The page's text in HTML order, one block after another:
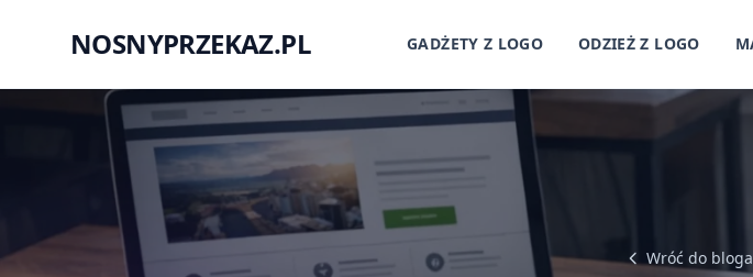
NOSNYPRZEKAZ.PL GADŻETY Z LOGO ODZIEŻ Z LOGO
Wróć do bloga